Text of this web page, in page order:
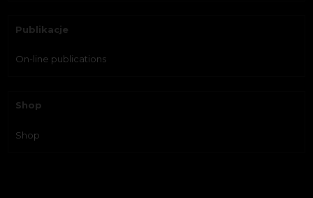
Publikacje
On-line publications
Shop
Shop